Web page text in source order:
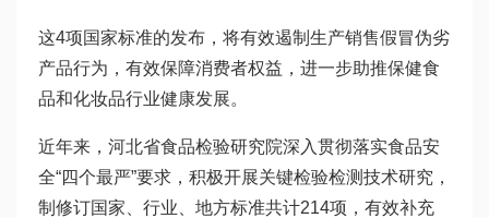
这4项国家标准的发布，将有效遏制生产销售假冒伪劣
产品行为，有效保障消费者权益，进一步助推保健食
品和化妆品行业健康发展。
近年来，河北省食品检验研究院深入贯彻落实食品安
全“四个最严”要求，积极开展关键检验检测技术研究，
制修订国家、行业、地方标准共计214项，有效补充